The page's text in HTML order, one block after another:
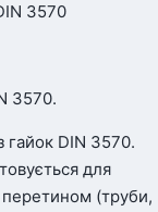
3570
3570.
DIN 3570.
для
перетином (труби,